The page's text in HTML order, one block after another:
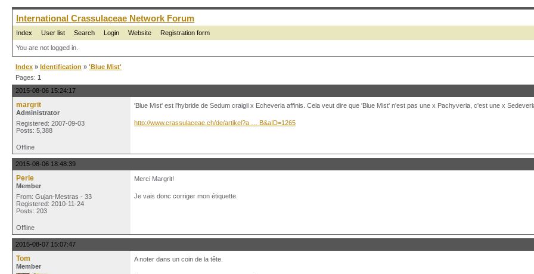
International Crassulaceae Network Forum
Index User list Search Login Website Registration form
You are not logged in.
Index » Identification » 'Blue Mist'
Pages: 1
2015-08-06 15:24:17
margrit
Administrator
Registered: 2007-09-03
Posts: 5,388
'Blue Mist' est l'hybride de Sedum craigii x Echeveria affinis. Cela veut dire que 'Blue Mist' n'est pas une x Pachyveria, c'est une x
http://www.crassulaceae.ch/de/artikel?a … B&aID=1265
Offline
2015-08-06 18:48:39
Perle
Member
From: Gujan-Mestras - 33
Registered: 2010-11-24
Posts: 203
Merci Margrit!
Je vais donc corriger mon étiquette.
Offline
2015-08-07 15:07:47
Tom
Member
A noter dans un coin de la tête.